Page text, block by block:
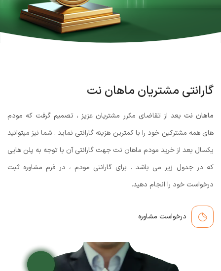
گارانتی مشتریان ماهان نت
ماهان نت بعد از تقاضای مکرر مشتریان عزیز ، تصمیم گرفت که مودم
های همه مشترکین خود را با کمترین هزینه گارانتی نماید . شما نیز میتوانید
یکسال بعد از خرید مودم ماهان نت جهت گارانتی آن با توجه به پلن هایی
که در جدول زیر می باشد . برای گارانتی مودم ، در فرم مشاوره ثبت
درخواست خود را انجام دهید.
درخواست مشاوره